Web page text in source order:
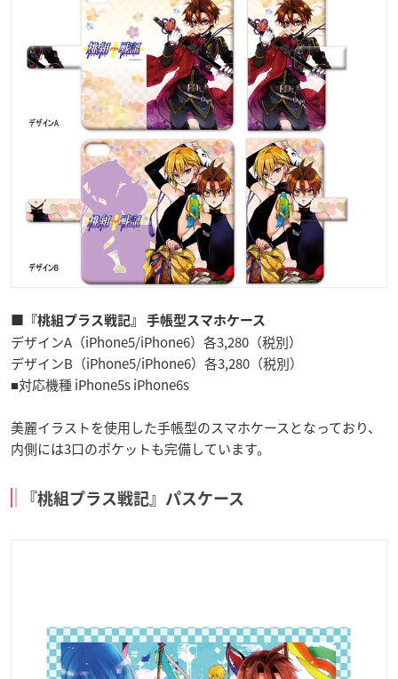
■『桃組プラス戦記』 手帳型スマホケース
デザインA（iPhone5/iPhone6）各3,280（税別）
デザインB（iPhone5/iPhone6）各3,280（税別）
■対応機種 iPhone5s iPhone6s
美麗イラストを使用した手帳型のスマホケースとなっており、
内側には3口のポケットも完備しています。
『桃組プラス戦記』パスケース